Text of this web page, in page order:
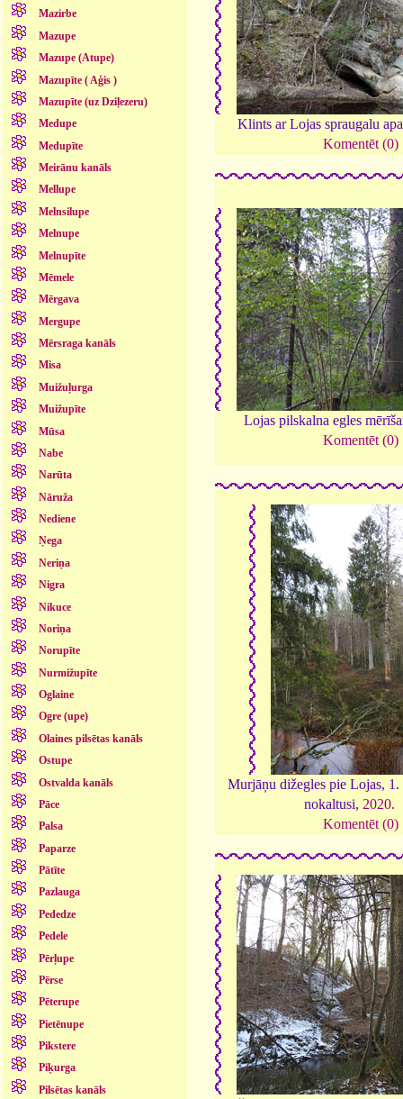
Mazirbe
Mazupe
Mazupe (Atupe)
Mazupīte ( Aģis )
Mazupīte (uz Dziļezeru)
Medupe
Medupīte
Meirānu kanāls
Mellupe
Melnsilupe
Melnupe
Melnupīte
Mēmele
Mērgava
Mergupe
Mērsraga kanāls
Misa
Muižuļurga
Muižupīte
Mūsa
Nabe
Narūta
Nāruža
Nediene
Ņega
Neriņa
Nigra
Nikuce
Noriņa
Norupīte
Nurmižupīte
Oglaine
Ogre (upe)
Olaines pilsētas kanāls
Ostupe
Ostvalda kanāls
Pāce
Palsa
Paparze
Pātīte
Pazlauga
Pededze
Pedele
Pērļupe
Pērse
Pēterupe
Pietēnupe
Pikstere
Piķurga
Pilsētas kanāls
Klints ar Lojas spraugalu
Komentēt (0)
Lojas pilskalna egles
Komentēt (0)
Murjāņu dižegles pie Lojas,
nokaltusi, 2020.
Komentēt (0)